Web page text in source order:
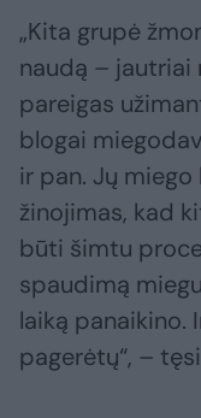
„Kita grupė
naudą – jautriai
pareigas
blogai
ir pan. Jų
žinojimas, kad
būti šimtu
spaudimą
laiką panaikino.
pagerėtų“, –